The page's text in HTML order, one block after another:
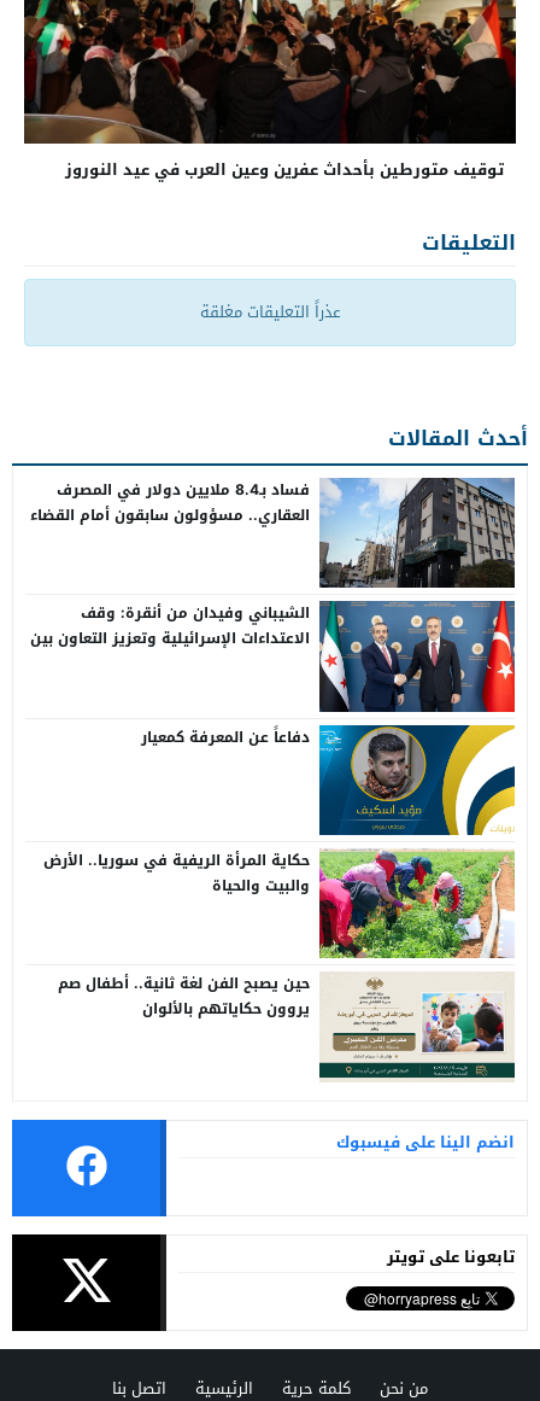
توقيف متورطين بأحداث عفرين وعين العرب في عيد النوروز
التعليقات
عذراً التعليقات مغلقة
أحدث المقالات
فساد بـ8.4 ملايين دولار في المصرف
العقاري.. مسؤولون سابقون أمام القضاء
الشيباني وفيدان من أنقرة: وقف
الاعتداءات الإسرائيلية وتعزيز التعاون بين
دفاعاً عن المعرفة كمعيار
حكاية المرأة الريفية في سوريا.. الأرض
والبيت والحياة
حين يصبح الفن لغة ثانية.. أطفال صم
يروون حكاياتهم بالألوان
انضم الينا على فيسبوك
تابعونا على تويتر
من نحن كلمة حرية الرئيسية اتصل بنا